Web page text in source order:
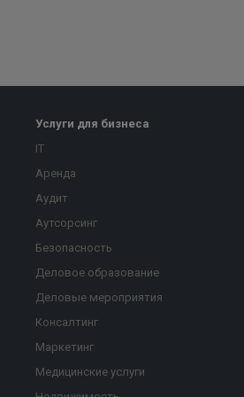
Услуги для бизнеса
IT
Аренда
Аудит
Аутсорсинг
Безопасность
Деловое образование
Деловые мероприятия
Консалтинг
Маркетинг
Медицинские услуги